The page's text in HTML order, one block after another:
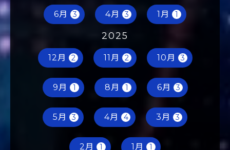
6月 3 4月 3 1月 1
2025
12月 2 11月 2 10月 3
9月 1 8月 1 6月 3
5月 3 4月 4 3月 3
2月 1 1月 1